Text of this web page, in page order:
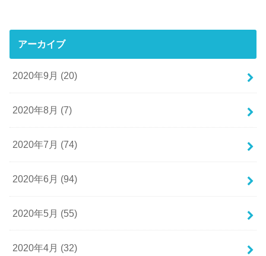
アーカイブ
2020年9月 (20)
2020年8月 (7)
2020年7月 (74)
2020年6月 (94)
2020年5月 (55)
2020年4月 (32)